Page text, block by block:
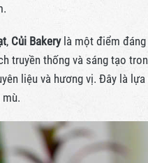
, Củi Bakerylà một điểm đáng
truyền thống và sáng tạo
liệu và hương vị. Đây là